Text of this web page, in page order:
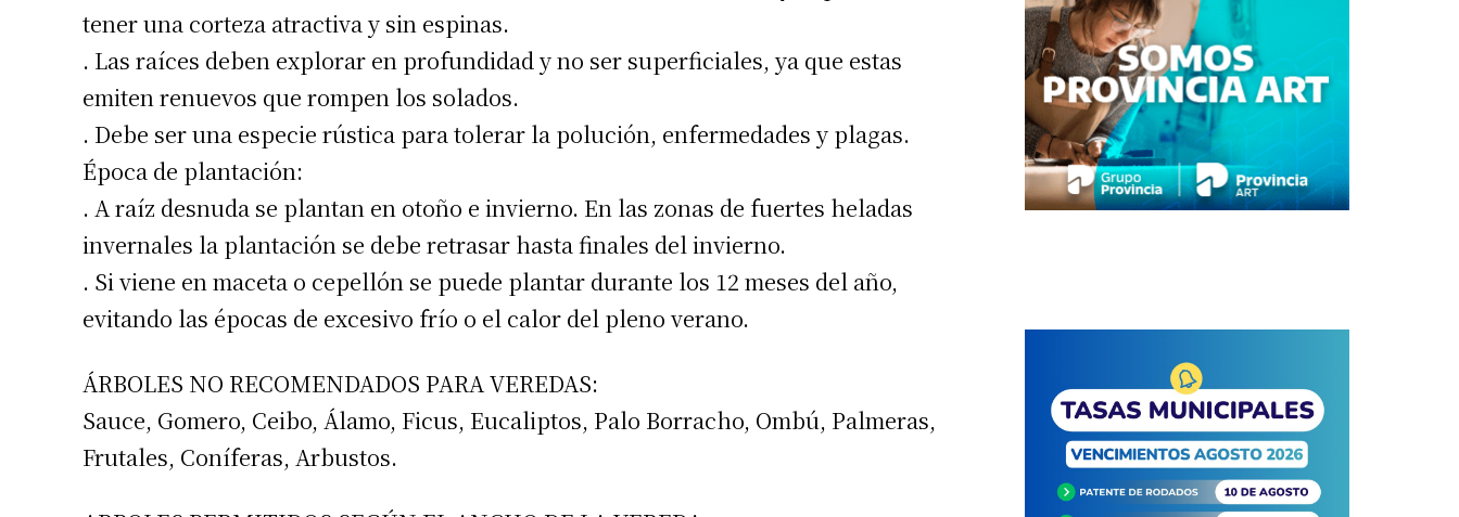
Suscribirme gratis
tener una corteza atractiva y sin espinas.
. Las raíces deben explorar en profundidad y no ser superficiales, ya que estas
emiten renuevos que rompen los solados.
. Debe ser una especie rústica para tolerar la polución, enfermedades y plagas.
Época de plantación:
. A raíz desnuda se plantan en otoño e invierno. En las zonas de fuertes heladas
invernales la plantación se debe retrasar hasta finales del invierno.
. Si viene en maceta o cepellón se puede plantar durante los 12 meses del año,
evitando las épocas de excesivo frío o el calor del pleno verano.
ÁRBOLES NO RECOMENDADOS PARA VEREDAS:
Sauce, Gomero, Ceibo, Álamo, Ficus, Eucaliptos, Palo Borracho, Ombú, Palmeras,
Frutales, Coníferas, Arbustos.